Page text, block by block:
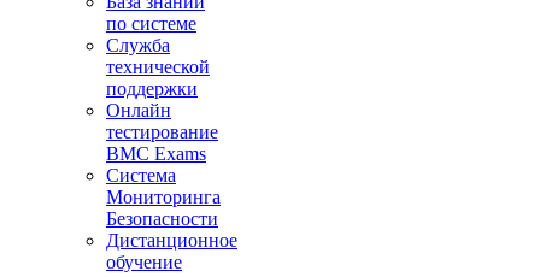
по системе
Служба
технической
поддержки
Онлайн
тестирование
BMC Exams
Система
Мониторинга
Безопасности
Дистанционное
обучение